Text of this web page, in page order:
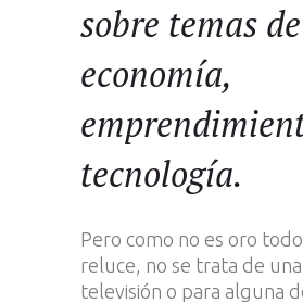
sobre temas de
economía,
tecnología.
Pero como no es oro
reluce, no se trata de
televisión o para alguna